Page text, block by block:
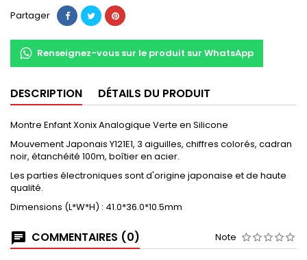
Partager
Renseignez-vous sur le produit sur WhatsApp
DESCRIPTION DÉTAILS DU PRODUIT
Montre Enfant Xonix Analogique Verte en Silicone
Mouvement Japonais Y121E1, 3 aiguilles, chiffres colorés, cadran
noir, étanchéité 100m, boîtier en acier.
Les parties électroniques sont d'origine japonaise et de haute
qualité.
Dimensions (L*W*H) : 41.0*36.0*10.5mm
COMMENTAIRES (0) Note